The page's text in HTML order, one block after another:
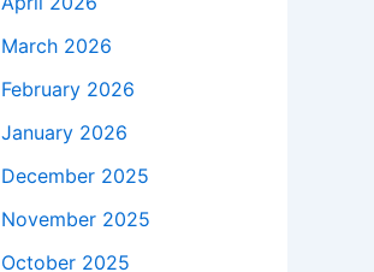
March 2026
February 2026
January 2026
December 2025
November 2025
October 2025